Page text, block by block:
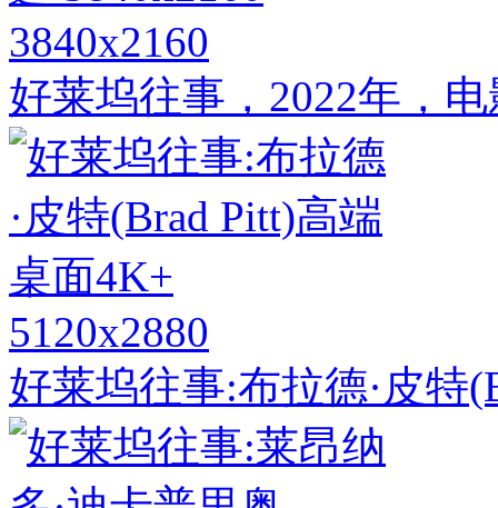
3840x2160
好莱坞往事，2022年，
5120x2880
好莱坞往事:布拉德·皮特